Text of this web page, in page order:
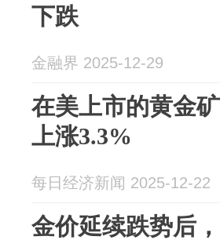
下跌
金融界 2025-12-29
在美上市的黄金
上涨3.3%
每日经济新闻 2025-12-22
金价延续跌势后